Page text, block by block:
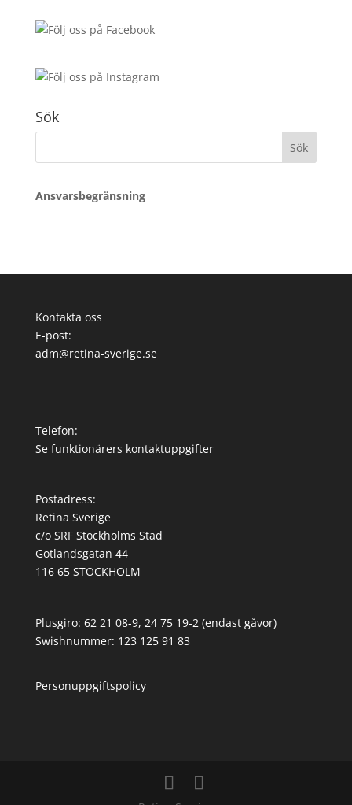
Sök
Sök
Ansvarsbegränsning
Kontakta oss
E-post:
adm@retina-sverige.se
Telefon:
Se funktionärers kontaktuppgifter
Postadress:
Retina Sverige
c/o SRF Stockholms Stad
Gotlandsgatan 44
116 65 STOCKHOLM
Plusgiro: 62 21 08-9, 24 75 19-2 (endast gåvor)
Swishnummer: 123 125 91 83
Personuppgiftspolicy